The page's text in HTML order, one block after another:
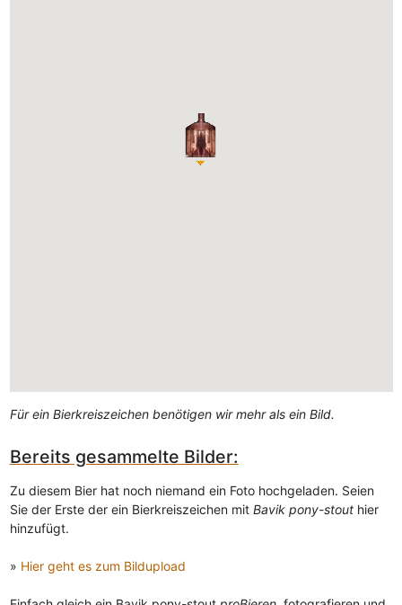
Für ein Bierkreiszeichen benötigen wir mehr als ein Bild.
Bereits gesammelte Bilder:
Zu diesem Bier hat noch niemand ein Foto hochgeladen. Seien
Sie der Erste der ein Bierkreiszeichen mit Bavik pony-stouthier
hinzufügt.
» Hier geht es zum Bildupload